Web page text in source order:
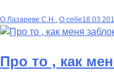
О Лазареве С.Н., О себе
Про то , как